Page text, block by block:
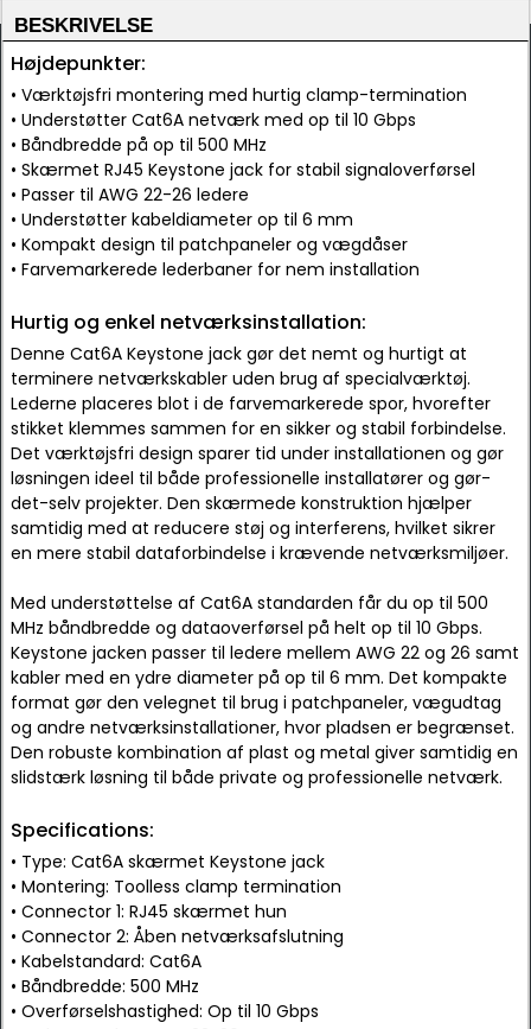
BESKRIVELSE
Højdepunkter:
• Værktøjsfri montering med hurtig clamp-termination
• Understøtter Cat6A netværk med op til 10 Gbps
• Båndbredde på op til 500 MHz
• Skærmet RJ45 Keystone jack for stabil signaloverførsel
• Passer til AWG 22-26 ledere
• Understøtter kabeldiameter op til 6 mm
• Kompakt design til patchpaneler og vægdåser
• Farvemarkerede lederbaner for nem installation
Hurtig og enkel netværksinstallation:
Denne Cat6A Keystone jack gør det nemt og hurtigt at
terminere netværkskabler uden brug af specialværktøj.
Lederne placeres blot i de farvemarkerede spor, hvorefter
stikket klemmes sammen for en sikker og stabil forbindelse.
Det værktøjsfri design sparer tid under installationen og gør
løsningen ideel til både professionelle installatører og gør-
det-selv projekter. Den skærmede konstruktion hjælper
samtidig med at reducere støj og interferens, hvilket sikrer
en mere stabil dataforbindelse i krævende netværksmiljøer.
Med understøttelse af Cat6A standarden får du op til 500
MHz båndbredde og dataoverførsel på helt op til 10 Gbps.
Keystone jacken passer til ledere mellem AWG 22 og 26 samt
kabler med en ydre diameter på op til 6 mm. Det kompakte
format gør den velegnet til brug i patchpaneler, vægudtag
og andre netværksinstallationer, hvor pladsen er begrænset.
Den robuste kombination af plast og metal giver samtidig en
slidstærk løsning til både private og professionelle netværk.
Specifications:
• Type: Cat6A skærmet Keystone jack
• Montering: Toolless clamp termination
• Connector 1: RJ45 skærmet hun
• Connector 2: Åben netværksafslutning
• Kabelstandard: Cat6A
• Båndbredde: 500 MHz
• Overførselshastighed: Op til 10 Gbps